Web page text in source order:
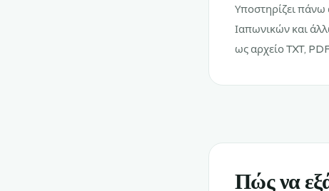
Υποστηρίζει πάνω
Ιαπωνικών και
ως αρχείο TXT,
Πώς να